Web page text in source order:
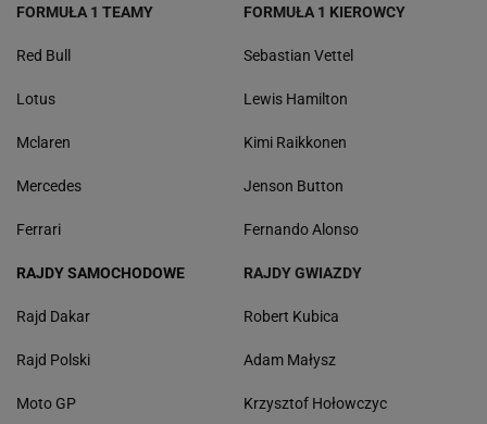
FORMUŁA 1 TEAMY
Red Bull
Lotus
Mclaren
Mercedes
Ferrari
FORMUŁA 1 KIEROWCY
Sebastian Vettel
Lewis Hamilton
Kimi Raikkonen
Jenson Button
Fernando Alonso
RAJDY SAMOCHODOWE
Rajd Dakar
Rajd Polski
Moto GP
RAJDY GWIAZDY
Robert Kubica
Adam Małysz
Krzysztof Hołowczyc